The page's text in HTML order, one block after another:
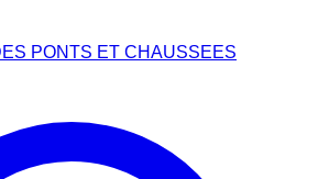
PONTS ET CHAUSSEES